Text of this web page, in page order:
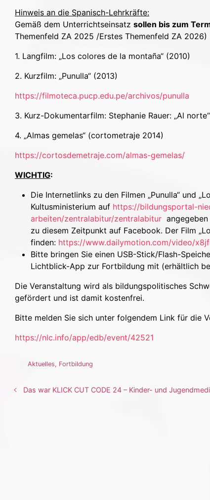
Hinweis an die Spanisch-Lehrkräfte:
Gemäß dem Unterrichtseinsatz sollen bis zum
Themenfeld ZA 2025 /Erstes Themenfeld ZA 2026)
1. Langfilm: „Los colores de la montaña“ (2010)
2. Kurzfilm: „Punulla“ (2013)
https://filmoteca.pucp.edu.pe/archivos/punulla
3. Kurz-Dokumentarfilm: Stephanie Rauer: „Al
4. „Almas gemelas“ (cortometraje 2014)
https://cortosdemetraje.com/almas-gemelas/
WICHTIG:
Die Internetlinks zu den Filmen „Punulla“ und
Kultusministerium auf https://bildungsportal-
arbeiten/zentralabitur/zentralabitur
zu diesem Zeitpunkt auf Facebook. Der Film
finden: https://www.dailymotion.com/video/
Bitte bringen Sie einen USB-Stick/Flash-
Lichtblick-App zur Fortbildung mit (erhältlich
Die Veranstaltung wird als bildungspolitisches
gefördert und ist damit kostenfrei.
Bitte melden Sie sich unter folgendem Link für die
https://nlc.info/app/edb/event/42521
Aktuelles, Fortbildung
Das war KLICK CUT CODE 24 – Kinder- und